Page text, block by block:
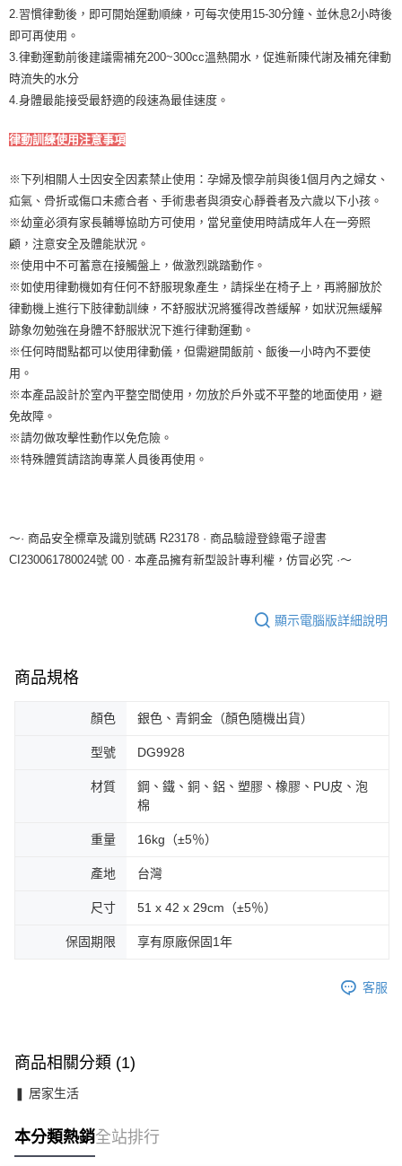
2.習慣律動後，即可開始運動順練，可每次使用15-30分鐘、並休息2小時後
即可再使用。
3.律動運動前後建議需補充200~300cc溫熱開水，促進新陳代謝及補充律動
時流失的水分
4.身體最能接受最舒適的段速為最佳速度。
律動訓練使用注意事項
※下列相關人士因安全因素禁止使用：孕婦及懷孕前與後1個月內之婦女、
疝氣、骨折或傷口未癒合者、手術患者與須安心靜養者及六歲以下小孩。
※幼童必須有家長輔導協助方可使用，當兒童使用時請成年人在一旁照
顧，注意安全及體能狀況。
※使用中不可蓄意在接觸盤上，做激烈跳踏動作。
※如使用律動機如有任何不舒服現象產生，請採坐在椅子上，再將腳放於
律動機上進行下肢律動訓練，不舒服狀況將獲得改善緩解，如狀況無緩解
跡象勿勉強在身體不舒服狀況下進行律動運動。
※任何時間點都可以使用律動儀，但需避開飯前、飯後一小時內不要使
用。
※本產品設計於室內平整空間使用，勿放於戶外或不平整的地面使用，避
免故障。
※請勿做攻擊性動作以免危險。
※特殊體質請諮詢專業人員後再使用。
～· 商品安全標章及識別號碼 R23178 · 商品驗證登錄電子證書
CI230061780024號 00 · 本產品擁有新型設計專利權，仿冒必究 ·～
顯示電腦版詳細說明
商品規格
顏色 銀色、青銅金（顏色隨機出貨）
型號 DG9928
材質
鋼、鐵、銅、鋁、塑膠、橡膠、PU皮、泡
棉
重量 16kg（±5％）
產地 台灣
尺寸 51 x 42 x 29cm（±5％）
保固期限 享有原廠保固1年
客服
商品相關分類 (1)
❚ 居家生活
本分類熱銷全站排行